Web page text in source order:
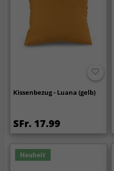
Kissenbezug - Luana (gelb)
SFr. 17.99
Neuheit